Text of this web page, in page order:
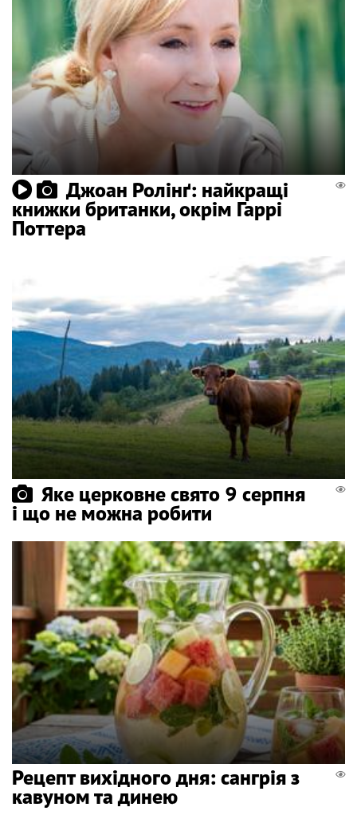
Джоан Ролінґ: найкращі
книжки британки, окрім Гаррі
Поттера
Яке церковне свято 9 серпня
і що не можна робити
Рецепт вихідного дня: сангрія з
кавуном та динею